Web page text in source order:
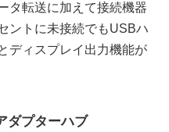
タ転送に加えて接続機器
ントに未接続でもUSBハ
ディスプレイ出力機能が
ダプターハブ